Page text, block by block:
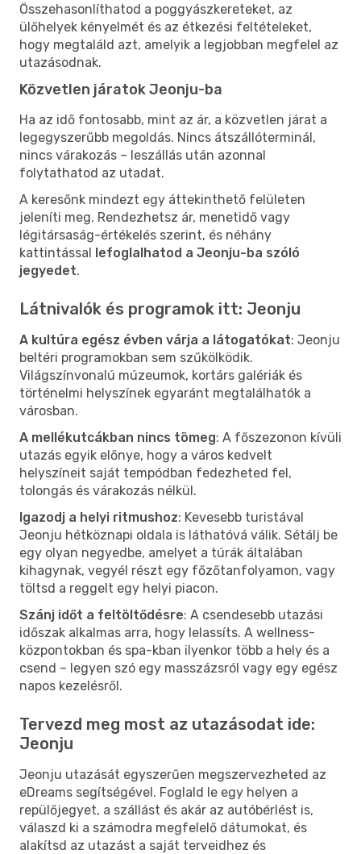
Összehasonlíthatod a poggyászkereteket, az
ülőhelyek kényelmét és az étkezési feltételeket,
hogy megtaláld azt, amelyik a legjobban megfelel az
utazásodnak.
Közvetlen járatok Jeonju-ba
Ha az idő fontosabb, mint az ár, a közvetlen járat a
legegyszerűbb megoldás. Nincs átszállóterminál,
nincs várakozás – leszállás után azonnal
folytathatod az utadat.
A keresőnk mindezt egy áttekinthető felületen
jeleníti meg. Rendezhetsz ár, menetidő vagy
légitársaság-értékelés szerint, és néhány
kattintással lefoglalhatod a Jeonju-ba szóló
jegyedet.
Látnivalók és programok itt: Jeonju
A kultúra egész évben várja a látogatókat: Jeonju
beltéri programokban sem szűkölködik.
Világszínvonalú múzeumok, kortárs galériák és
történelmi helyszínek egyaránt megtalálhatók a
városban.
A mellékutcákban nincs tömeg: A főszezonon kívüli
utazás egyik előnye, hogy a város kedvelt
helyszíneit saját tempódban fedezheted fel,
tolongás és várakozás nélkül.
Igazodj a helyi ritmushoz: Kevesebb turistával
Jeonju hétköznapi oldala is láthatóvá válik. Sétálj be
egy olyan negyedbe, amelyet a túrák általában
kihagynak, vegyél részt egy főzőtanfolyamon, vagy
töltsd a reggelt egy helyi piacon.
Szánj időt a feltöltődésre: A csendesebb utazási
időszak alkalmas arra, hogy lelassíts. A wellness-
központokban és spa-kban ilyenkor több a hely és a
csend – legyen szó egy masszázsról vagy egy egész
napos kezelésről.
Tervezd meg most az utazásodat ide:
Jeonju
Jeonju utazását egyszerűen megszervezheted az
eDreams segítségével. Foglald le egy helyen a
repülőjegyet, a szállást és akár az autóbérlést is,
válaszd ki a számodra megfelelő dátumokat, és
alakítsd az utazást a saját terveidhez és